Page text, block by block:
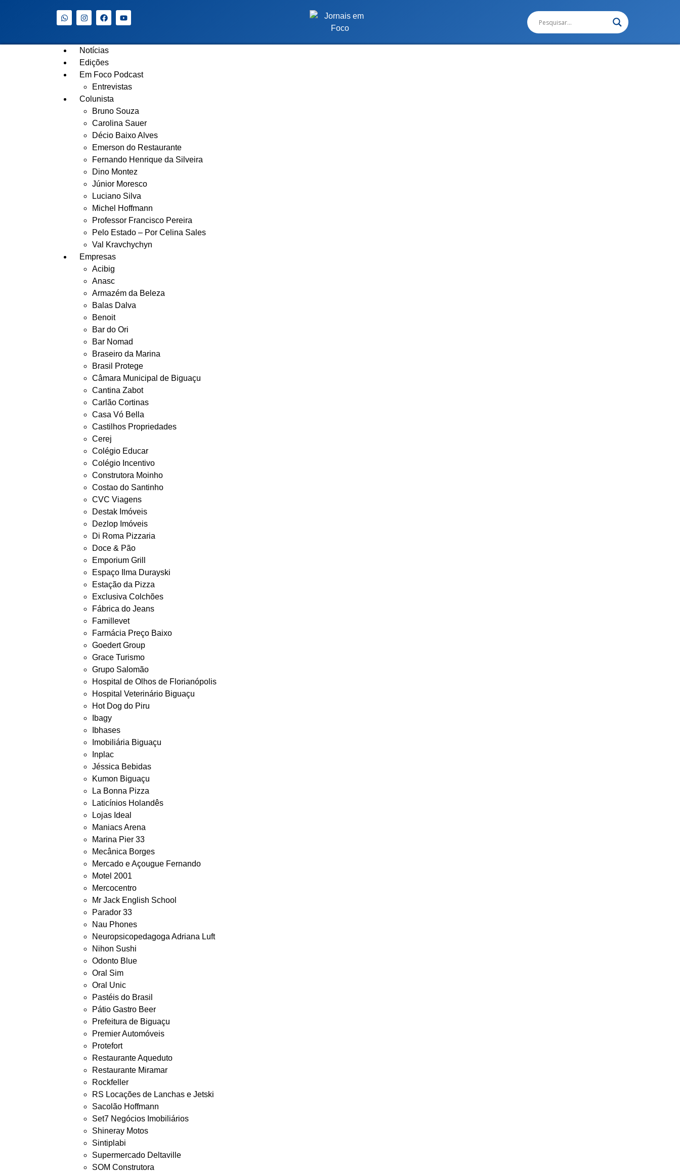
Notícias
Edições
Em Foco Podcast
Entrevistas
Colunista
Bruno Souza
Carolina Sauer
Décio Baixo Alves
Emerson do Restaurante
Fernando Henrique da Silveira
Dino Montez
Júnior Moresco
Luciano Silva
Michel Hoffmann
Professor Francisco Pereira
Pelo Estado – Por Celina Sales
Val Kravchychyn
Empresas
Acibig
Anasc
Armazém da Beleza
Balas Dalva
Benoit
Bar do Ori
Bar Nomad
Braseiro da Marina
Brasil Protege
Câmara Municipal de Biguaçu
Cantina Zabot
Carlão Cortinas
Casa Vó Bella
Castilhos Propriedades
Cerej
Colégio Educar
Colégio Incentivo
Construtora Moinho
Costao do Santinho
CVC Viagens
Destak Imóveis
Dezlop Imóveis
Di Roma Pizzaria
Doce & Pão
Emporium Grill
Espaço Ilma Durayski
Estação da Pizza
Exclusiva Colchões
Fábrica do Jeans
Famillevet
Farmácia Preço Baixo
Goedert Group
Grace Turismo
Grupo Salomão
Hospital de Olhos de Florianópolis
Hospital Veterinário Biguaçu
Hot Dog do Piru
Ibagy
Ibhases
Imobiliária Biguaçu
Inplac
Jéssica Bebidas
Kumon Biguaçu
La Bonna Pizza
Laticínios Holandês
Lojas Ideal
Maniacs Arena
Marina Pier 33
Mecânica Borges
Mercado e Açougue Fernando
Motel 2001
Mercocentro
Mr Jack English School
Parador 33
Nau Phones
Neuropsicopedagoga Adriana Luft
Nihon Sushi
Odonto Blue
Oral Sim
Oral Unic
Pastéis do Brasil
Pátio Gastro Beer
Prefeitura de Biguaçu
Premier Automóveis
Protefort
Restaurante Aqueduto
Restaurante Miramar
Rockfeller
RS Locações de Lanchas e Jetski
Sacolão Hoffmann
Set7 Negócios Imobiliários
Shineray Motos
Sintiplabi
Supermercado Deltaville
SOM Construtora